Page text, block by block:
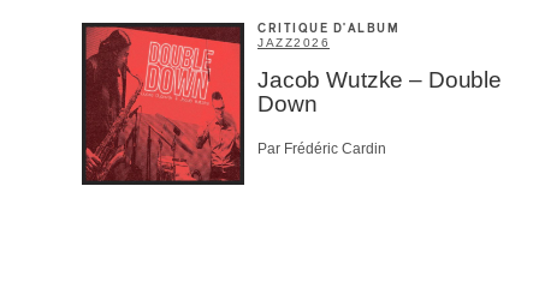
CRITIQUE D'ALBUM
JAZZ2026
Jacob Wutzke – Double
Down
Par Frédéric Cardin